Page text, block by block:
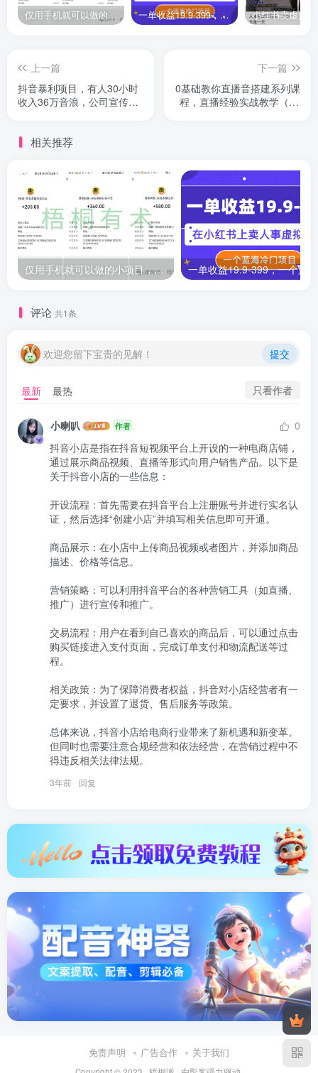
仅用手机就可以做的小项目，当天就能见钱，每天100-300 一单收益19.9-399，一个蓝海冷门项目，在小红书上卖人事虚拟资料
上一篇
抖音暴利项目，有人30小时
收入36万音浪，公司宣传片
下一篇
0基础教你直播音搭建系列课
程，​直播经验实战教学（22
相关推荐
仅用手机就可以做的小项目，当天就能见钱，每天100-300
评论 共1条
欢迎您留下宝贵的见解！ 提交
最新 最热 只看作者
小喇叭 作者
0
抖音小店是指在抖音短视频平台上开设的一种电商店铺，
通过展示商品视频、直播等形式向用户销售产品。以下是
关于抖音小店的一些信息：
开设流程：首先需要在抖音平台上注册账号并进行实名认
证，然后选择“创建小店”并填写相关信息即可开通。
商品展示：在小店中上传商品视频或者图片，并添加商品
描述、价格等信息。
营销策略：可以利用抖音平台的各种营销工具（如直播、
推广）进行宣传和推广。
交易流程：用户在看到自己喜欢的商品后，可以通过点击
购买链接进入支付页面，完成订单支付和物流配送等过
程。
相关政策：为了保障消费者权益，抖音对小店经营者有一
定要求，并设置了退货、售后服务等政策。
总体来说，抖音小店给电商行业带来了新机遇和新变革。
但同时也需要注意合规经营和依法经营，在营销过程中不
得违反相关法律法规。
3年前 回复
免责声明 广告合作 关于我们